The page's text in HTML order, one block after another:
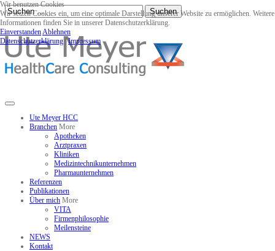
Suchen
Ute Meyer HCC
Branchen More
Apotheken
Arztpraxen
Kliniken
Medizintechnikunternehmen
Pharmaunternehmen
Referenzen
Publikationen
Über mich More
VITA
Firmenphilosophie
Meilensteine
NEWS
Kontakt
Wir benutzen Cookies
Wir setzen Cookies ein, um eine optimale Darstellung unserer Website zu ermöglichen. Weitere
Informationen finden Sie in unserer Datenschutzerklärung.
EinverstandenAblehnen
Datenschutzerklärung |Impressum